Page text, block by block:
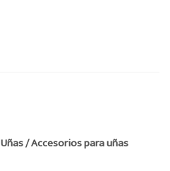
Uñas / Accesorios para uñas